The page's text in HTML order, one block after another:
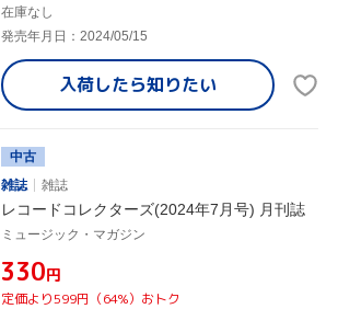
在庫なし
発売年月日：2024/05/15
入荷したら知りたい
中古
雑誌
雑誌
レコードコレクターズ(2024年7月号) 月刊誌
ミュージック・マガジン
¥330円
定価より599円（64%）おトク